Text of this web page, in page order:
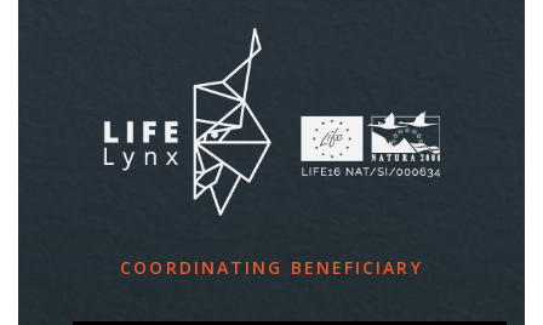
COORDINATING BENEFICIARY